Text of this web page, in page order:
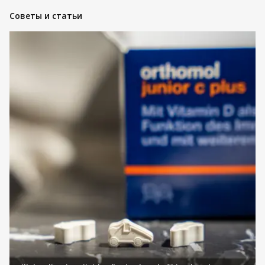
Vichy Mineral 89 – tugevdab nahabarjääri ja
Vichy Liftactiv – aitab vähendada kortse,
parandada naha elastsust ja sära.
Vichy Aqualia Thermal – sügavniisutav ja
rahustav, sobib kuivale, kergesti ärrituvatele
nahatüüpidele.
Vichy Neovadiol – spetsiaalselt küpsele nahale,
taastab naha elastsust, sära ja nooruslikku
välimust.
Vichy Normaderm – tasakaalustab rasust ja
probleemset nahka, vähendades vistrike ja
Kõik sarjad on dermatoloogide poolt testitud,
keskendudes naha tugevdamisele, niisutamisele ja
vananemisilmingute vähendamisele.
Советы и статьи